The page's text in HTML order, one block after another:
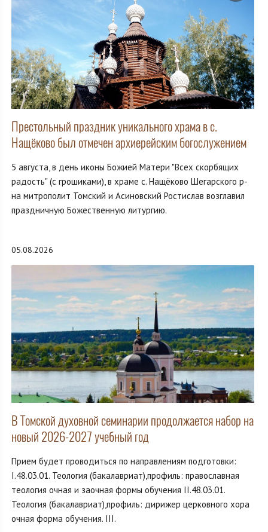
Престольный праздник уникального храма в с.
Нащёково был отмечен архиерейским богослужением
5 августа, в день иконы Божией Матери "Всех скорбящих
радость" (с грошиками), в храме с. Нащёково Шегарского р-
на митрополит Томский и Асиновский Ростислав возглавил
праздничную Божественную литургию.
05.08.2026
В Томской духовной семинарии продолжается набор на
новый 2026-2027 учебный год
Прием будет проводиться по направлениям подготовки:
I.48.03.01. Теология (бакалавриат),профиль: православная
теология очная и заочная формы обучения II.48.03.01.
Теология (бакалавриат),профиль: дирижер церковного хора
очная форма обучения. III.